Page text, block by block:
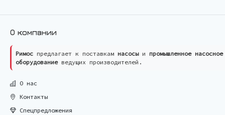
О компании
Римос предлагает к поставкам насосыи промышленное насосное
оборудованиеведущих производителей.
О нас
Контакты
Спецпредложения